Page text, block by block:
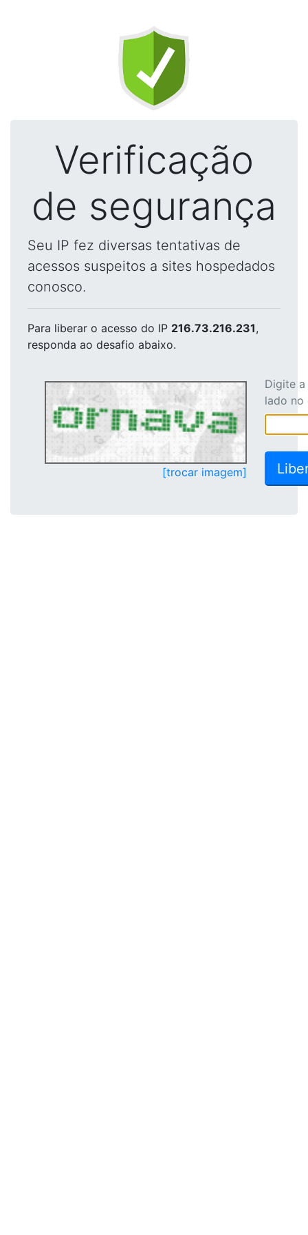
Verificação
de segurança
Seu IP fez diversas tentativas de
acessos suspeitos a sites hospedados
conosco.
Para liberar o acesso do IP 216.73.216.231,
responda ao desafio abaixo.
[trocar imagem]
Digite
lado no